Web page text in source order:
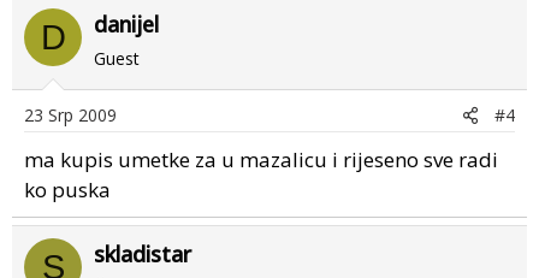
D danijel
Guest
23 Srp 2009 #4
ma kupis umetke za u mazalicu i rijeseno sve radi
ko puska
S skladistar